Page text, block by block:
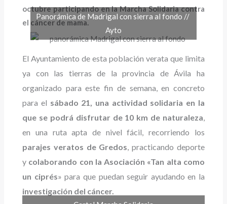
octubre participando en la Marcha Solidaria contra
el cáncer de mama.
Panorámica de Madrigal con sierra al fondo //
Ayto
El Ayuntamiento de esta población verata que limita
ya con las tierras de la provincia de Ávila ha
organizado para este fin de semana, en concreto
para el sábado 21, una actividad solidaria en la
que se podrá disfrutar de 10 km de naturaleza,
en una ruta apta de nivel fácil, recorriendo los
parajes veratos de Gredos, practicando deporte
y colaborando con la Asociación «Tan alta como
un ciprés» para que puedan seguir ayudando en la
investigación del cáncer.